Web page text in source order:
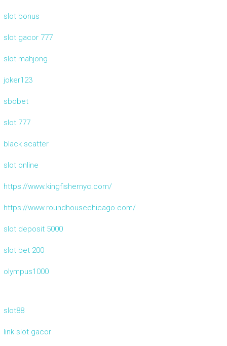
slot bonus
slot gacor 777
slot mahjong
joker123
sbobet
slot 777
black scatter
slot online
https://www.kingfishernyc.com/
https://www.roundhousechicago.com/
slot deposit 5000
slot bet 200
olympus1000
slot88
link slot gacor